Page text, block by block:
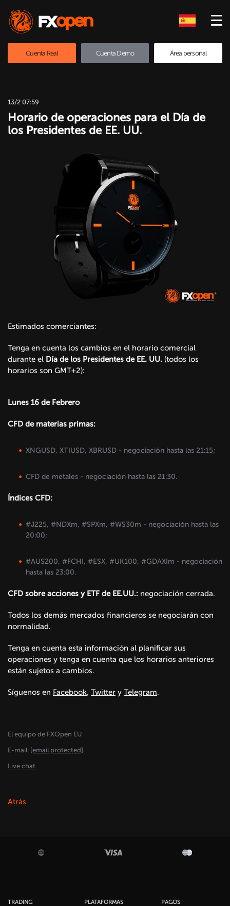
Cuenta Real Cuenta Demo Área personal
13/2 07:59
Horario de operaciones para el Día de
los Presidentes de EE. UU.
Estimados comerciantes:
Tenga en cuenta los cambios en el horario comercial
durante el Día de los Presidentes de EE. UU. (todos los
horarios son GMT+2):
Lunes 16 de Febrero
CFD de materias primas:
XNGUSD, XTIUSD, XBRUSD - negociación hasta las 21:15;
CFD de metales - negociación hasta las 21:30.
Índices CFD:
#J225, #NDXm, #SPXm, #WS30m - negociación hasta las
20:00;
#AUS200, #FCHI, #ESX, #UK100, #GDAXIm - negociación
hasta las 23:00.
CFD sobre acciones y ETF de EE.UU.: negociación cerrada.
Todos los demás mercados financieros se negociarán con
normalidad.
Tenga en cuenta esta información al planificar sus
operaciones y tenga en cuenta que los horarios anteriores
están sujetos a cambios.
Síguenos en Facebook, Twitter y Telegram.
El equipo de FXOpen EU
E-mail: [email protected]
Live chat
Atrás
TRADING PLATAFORMAS PAGOS